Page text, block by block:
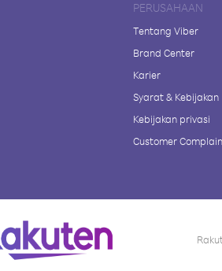
PERUSAHAAN
Tentang Viber
Brand Center
Karier
Syarat & Kebijakan
Kebijakan privasi
Customer